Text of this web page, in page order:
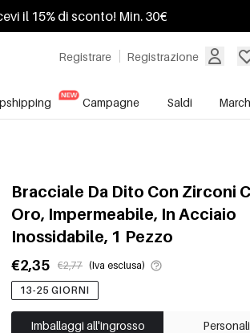
il 15% di sconto! Min. 30€
Registrare Registrazione
Campagne Saldi
Bracciale Da Dito Con Zirconi
Oro, Impermeabile, In Acciaio
Inossidabile, 1 Pezzo
€2,35 €2,77 (Iva esclusa)
13-25 GIORNI
Imballaggi all'ingrosso